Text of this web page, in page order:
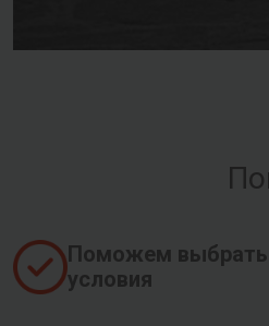
Поможем
условия